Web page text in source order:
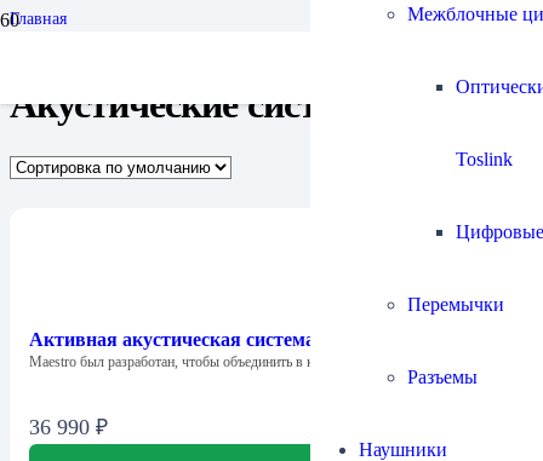
Межблочные
Toslink
Цифровые
Перемычки
Разъемы
Наушники
Главная
Акустические системы
Активная акустическая система Octavio Maestro
Maestro был разработан, чтобы объединить в компактном формате все,…
36 990 ₽